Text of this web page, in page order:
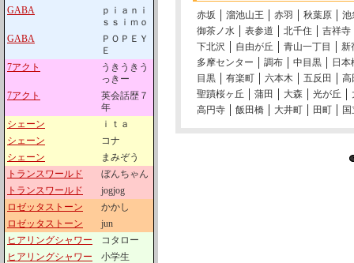
GABA
ｐｉａｎｉ
ｓｓｉｍｏ
GABA
ＰＯＰＥＹ
Ｅ
7アクト
うきうきう
っきー
7アクト
英会話歴７
年
シェーン
ｉｔａ
シェーン
コナ
シェーン
まみぞう
トランスワールド
ぼんちゃん
トランスワールド
jogjog
ロゼッタストーン
かかし
ロゼッタストーン
jun
ヒアリングシャワー
コタロー
ヒアリングシャワー
小学生
赤坂 溜池山王 赤羽 秋葉原
池
御茶ノ水
表参道 北千住
吉祥寺
下北沢
自由が丘 青山一丁目
新
多摩センター
調布 中目黒
日本
目黒
有楽町 六本木 五反田
高
聖蹟桜ヶ丘
蒲田 大森 光が丘
高円寺
飯田橋 大井町 田町